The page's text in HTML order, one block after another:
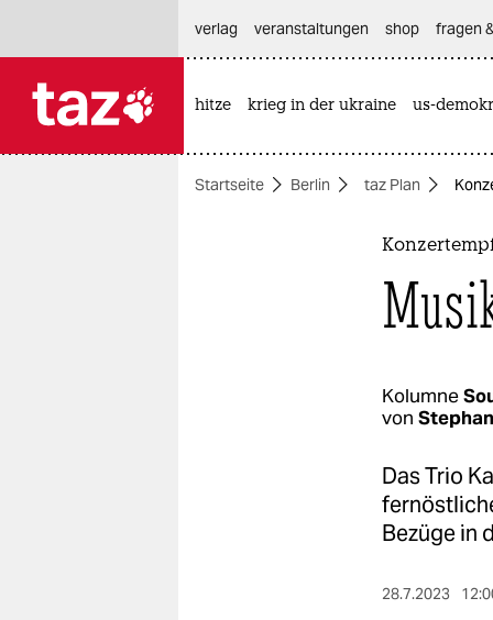
themen
verlag
veranstaltungen shop fragen
hitze krieg in der ukraine us-
Startseite Berlin taz Plan
Kolumne
von
Das Trio
Bezüge in
28.7.2023